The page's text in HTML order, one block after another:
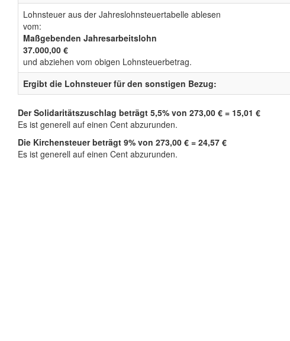
Lohnsteuer aus der Jahreslohnsteuertabelle ablesen
vom:
Maßgebenden Jahresarbeitslohn
37.000,00 €
und abziehen vom obigen Lohnsteuerbetrag.
Ergibt die Lohnsteuer für den sonstigen Bezug:
Der Solidaritätszuschlag beträgt 5,5% von 273,00 € = 15,01 €
Es ist generell auf einen Cent abzurunden.
Die Kirchensteuer beträgt 9% von 273,00 € = 24,57 €
Es ist generell auf einen Cent abzurunden.